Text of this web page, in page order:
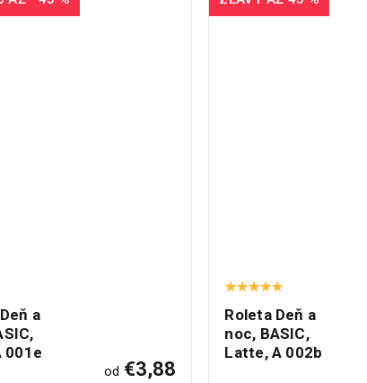
a
001e
od €3,88
Roleta Deň a
noc, BASIC,
Latte, A 002b